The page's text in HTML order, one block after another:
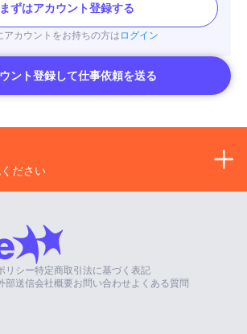
まずはアカウント登録する
アカウントをお持ちの方は ログイン
ント登録して仕事依頼を送る
ださい
リシー特定商取引法に基づく表記
部送信会社概要お問い合わせ よくある質問